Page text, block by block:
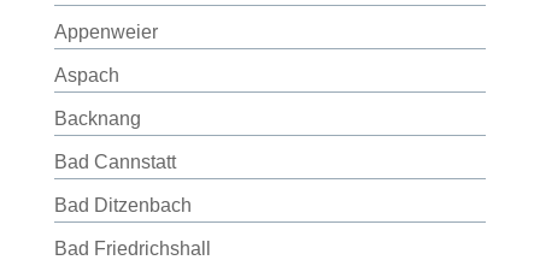
Appenweier
Aspach
Backnang
Bad Cannstatt
Bad Ditzenbach
Bad Friedrichshall